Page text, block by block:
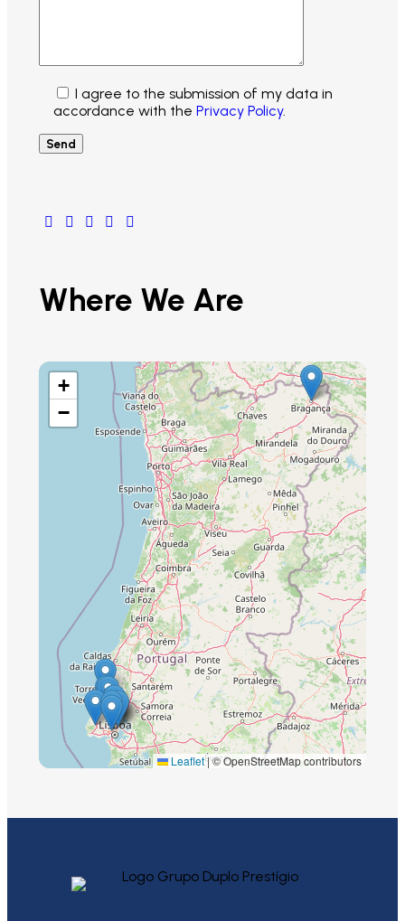
I agree to the submission of my data in
accordance with the Privacy Policy.
Where We Are
+
−
Leaflet|© OpenStreetMap contributors